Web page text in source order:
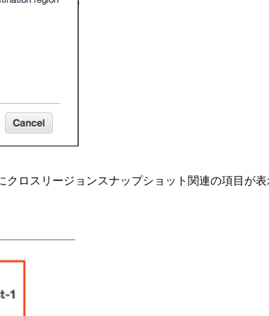
ロスリージョンスナップショット関連の項目が表